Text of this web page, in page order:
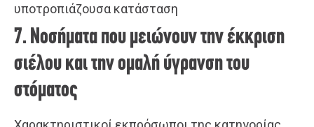
υποτροπιάζουσα κατάσταση
7. Νοσήματα που μειώνουν την έκκριση
σιέλου και την ομαλή ύγρανση του
στόματος